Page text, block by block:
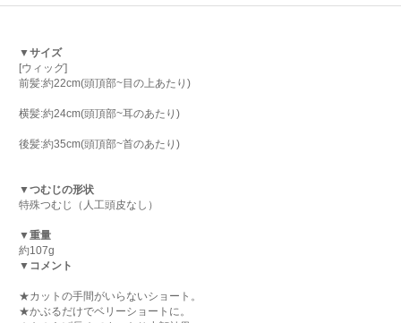
▼サイズ
[ウィッグ]
前髪:約22cm(頭頂部~目の上あたり)
横髪:約24cm(頭頂部~耳のあたり)
後髪:約35cm(頭頂部~首のあたり)
▼つむじの形状
特殊つむじ（人工頭皮なし）
▼重量
約107g
▼コメント
★カットの手間がいらないショート。
★かぶるだけでベリーショートに。